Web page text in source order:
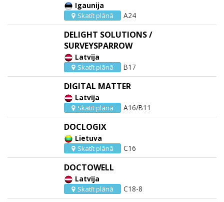
Igaunija
Skatīt plānā A24
DELIGHT SOLUTIONS /
SURVEYSPARROW
Latvija
Skatīt plānā B17
DIGITAL MATTER
Latvija
Skatīt plānā A16/B11
DOCLOGIX
Lietuva
Skatīt plānā C16
DOCTOWELL
Latvija
Skatīt plānā C18-8